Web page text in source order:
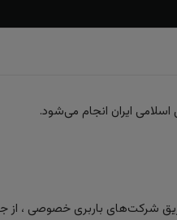
ایران انجام می‌شود.
شرکت‌های باربری خصوصی ، از